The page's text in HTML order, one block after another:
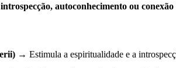
introspecção, autoconhecimento ou
→ Estimula a espiritualidade e a